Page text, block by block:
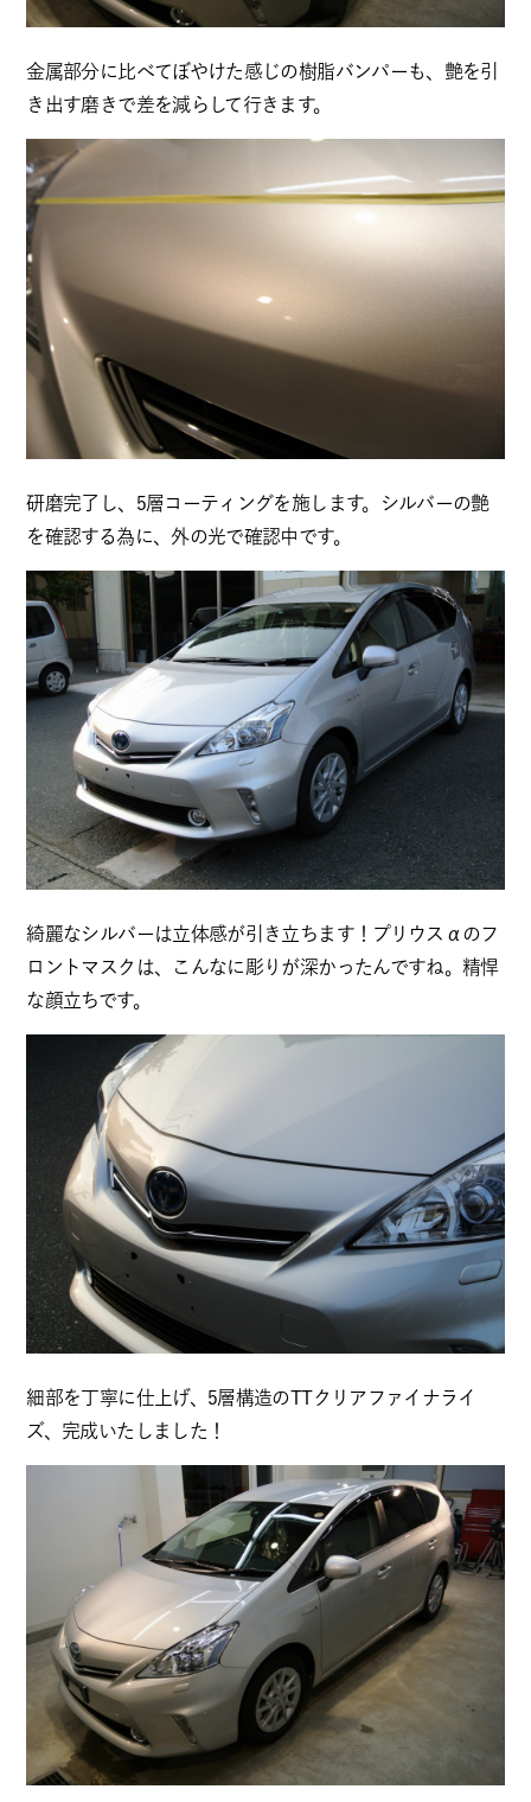
金属部分に比べてぼやけた感じの樹脂バンパーも、艶を引
き出す磨きで差を減らして行きます。
研磨完了し、5層コーティングを施します。シルバーの艶
を確認する為に、外の光で確認中です。
綺麗なシルバーは立体感が引き立ちます！プリウスαのフ
ロントマスクは、こんなに彫りが深かったんですね。精悍
な顔立ちです。
細部を丁寧に仕上げ、5層構造のTTクリアファイナライ
ズ、完成いたしました！